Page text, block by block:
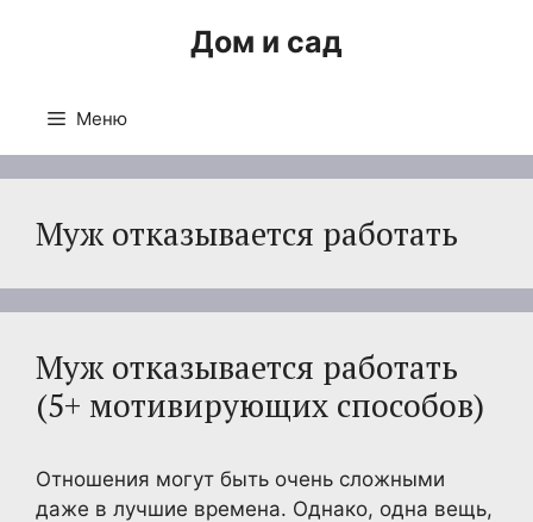
Дом и сад
Меню
Муж отказывается работать
Муж отказывается работать
(5+ мотивирующих способов)
Отношения могут быть очень сложными
даже в лучшие времена. Однако, одна вещь,